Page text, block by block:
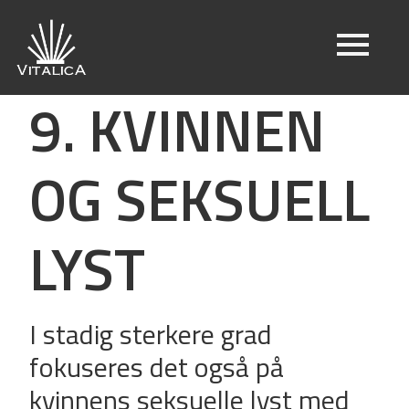
9. KVINNEN
OG SEKSUELL
LYST
I stadig sterkere grad
fokuseres det også på
kvinnens seksuelle lyst med